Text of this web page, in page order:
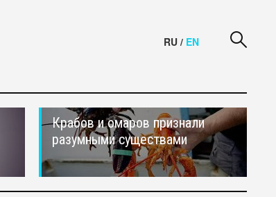
RU / EN
Крабов и омаров признали
разумными существами